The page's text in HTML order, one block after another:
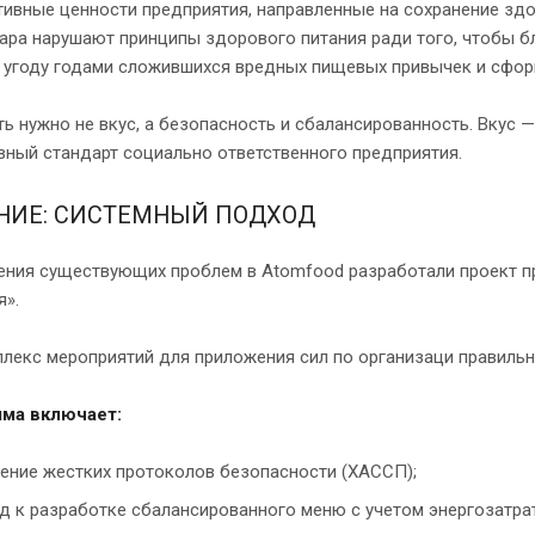
ценности предприятия, направленные на сохранение
нарушают принципы здорового питания ради того,
годами сложившихся вредных пищевых привычек и
нужно не вкус, а безопасность и сбалансированность. Вкус
стандарт социально ответственного предприятия.
СИСТЕМНЫЙ ПОДХОД
существующих проблем в Atomfood разработали проект
мероприятий для приложения сил по организаци
включает:
жестких протоколов безопасности (ХАССП);
к разработке сбалансированного меню с учетом